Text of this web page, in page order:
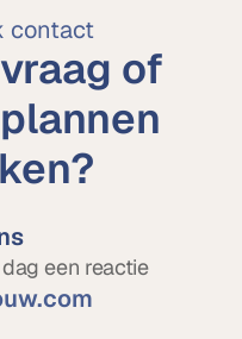
contact
of
een reactie